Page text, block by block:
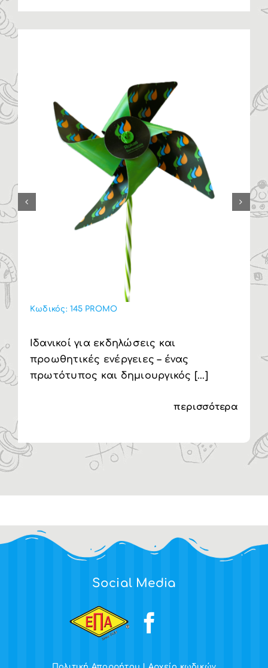
Κωδικός:145 PROMO
Ιδανικοί για εκδηλώσεις και
προωθητικές ενέργειες – ένας
πρωτότυπος και δημιουργικός [...]
περισσότερα
Social Media